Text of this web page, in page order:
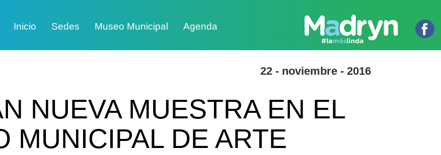
Inicio Sedes Museo Municipal Agenda
22 - noviembre - 2016
NUEVA MUESTRA EN EL
MUNICIPAL DE ARTE